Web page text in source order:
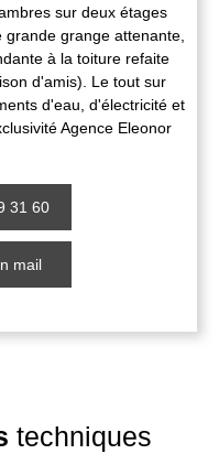
sur deux étages
grange attenante,
à la toiture refaite
d'amis). Le tout sur
d'eau, d'électricité et
Agence Eleonor
31 60
mail
techniques